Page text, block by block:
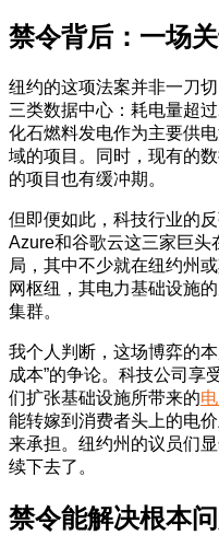
禁令背后：一场
纽约的这项法案并非一刀
三类数据中心：耗电量超
化石燃料发电作为主要供
域的项目。同时，现有的
的项目也有缓冲期。
但即便如此，科技行业的
Azure和谷歌云这三家巨头
局，其中不少就在纽约州
网枢纽，其电力基础设施
集群。
我个人判断，这场博弈的
成本”的争论。科技公司享
们扩张基础设施所带来的
能转嫁到消费者头上的电
来承担。纽约州的议员们
续下去了。
禁令能解决根本